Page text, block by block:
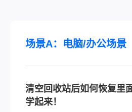
场景A：电脑/办公场景
清空回收站后如何恢复里
学起来！